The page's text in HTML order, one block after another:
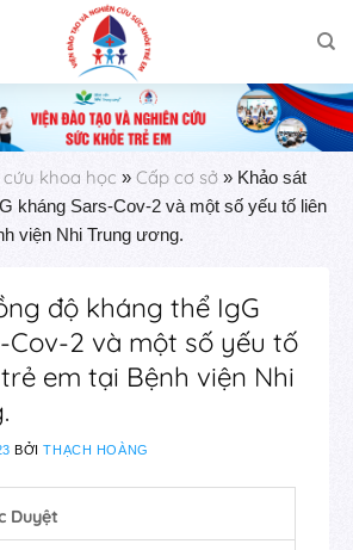
cứu khoa học » Cấp cơ sở » Khảo sát
kháng Sars-Cov-2 và một số yếu tố liên
viện Nhi Trung ương.
độ kháng thể IgG
Cov-2 và một số yếu tố
em tại Bệnh viện Nhi
BỞITHẠCH HOÀNG
Duyệt